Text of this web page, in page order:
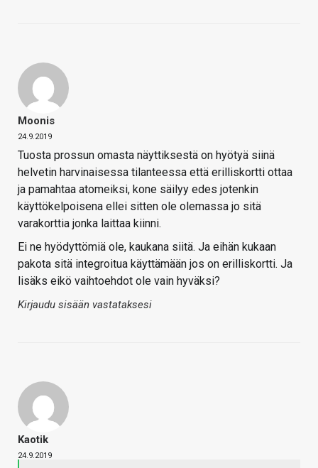
Moonis
24.9.2019
Tuosta prossun omasta näyttiksestä on hyötyä siinä
helvetin harvinaisessa tilanteessa että erilliskortti ottaa
ja pamahtaa atomeiksi, kone säilyy edes jotenkin
käyttökelpoisena ellei sitten ole olemassa jo sitä
varakorttia jonka laittaa kiinni.
Ei ne hyödyttömiä ole, kaukana siitä. Ja eihän kukaan
pakota sitä integroitua käyttämään jos on erilliskortti. Ja
lisäks eikö vaihtoehdot ole vain hyväksi?
Kirjaudu sisään vastataksesi
Kaotik
24.9.2019